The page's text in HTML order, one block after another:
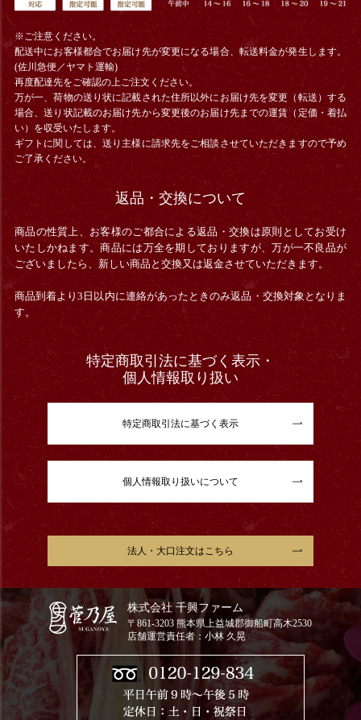
※ご注意ください。
配送中にお客様都合でお届け先が変更になる場合、 転送料金が発生します。
(佐川急便／ヤマト運輸)
再度配達先をご確認の上ご注文ください。
万が一、荷物の送り状に記載された住所以外にお届け先を変更（転送）する
場合、送り状記載のお届け先から変更後のお届け先までの運賃（定価・着払
い）を収受いたします。
ギフトに関しては、送り主様に請求先をご相談させていただきますので予め
ご了承ください。
返品・交換について
商品の性質上、お客様のご都合による返品・交換は原則としてお受け
いたしかねます。商品には万全を期しておりますが、万が一不良品が
ございましたら、新しい商品と交換又は返金させていただきます。
商品到着より3日以内に連絡があったときのみ返品・交換対象となりま
す。
特定商取引法に基づく表示・
個人情報取り扱い
特定商取引法に基づく表示
個人情報取り扱いについて
法人・大口注文はこちら
株式会社 千興ファーム
〒861-3203 熊本県上益城郡御船町高木2530
店舗運営責任者：小林 久晃